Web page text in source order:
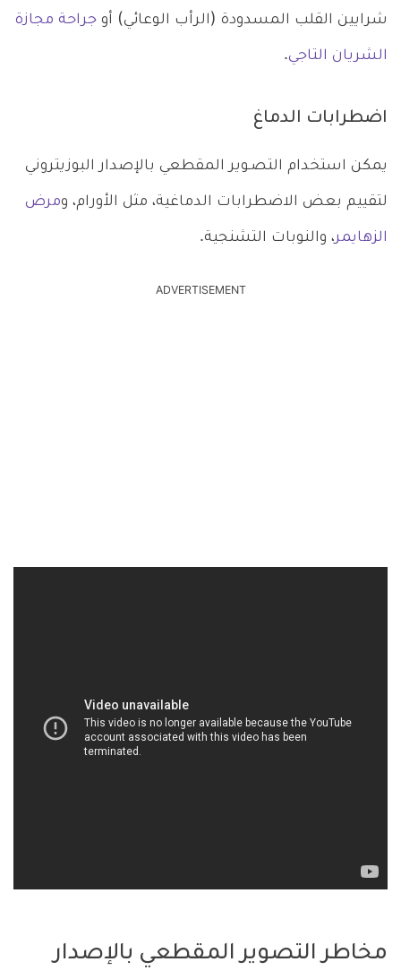
شرايين القلب المسدودة (الرأب الوعائي) أو جراحة مجازة
الشريان التاجي.
اضطرابات الدماغ
يمكن استخدام التصـوير المقطعي بالإصدار البوزيتروني
لتقييم بعض الاضطرابات الدماغية، مثل الأورام، ومرض
الزهايمر، والنوبات التشنجية.
ADVERTISEMENT
مخاطر التصوير المقطعي بالإصدار